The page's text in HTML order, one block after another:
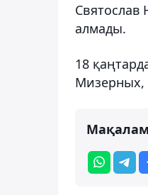
Святослав
алмады.
18
Мизерных,